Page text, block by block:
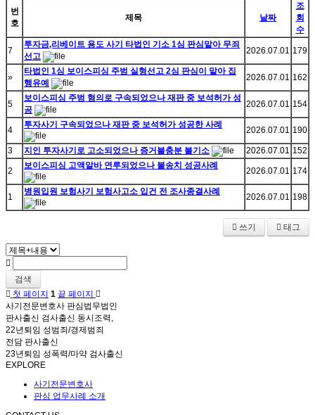
번
호
제목 날짜
조
회
수
7
투자금,리베이트 용도 사기 타법인 기소 1심 판심맡아 무죄
선고
2026.07.01 179
»
타법인 1심 보이스피싱 주범 실형선고 2심 판심이 맡아 집
행유예
2026.07.01 162
5
보이스피싱 주범 혐의로 구속되었으나 재판 중 보석허가 성
공
2026.07.01 154
4
투자사기 구속되었으나 재판 중 보석허가 성공한 사례
2026.07.01 190
3 지인 투자사기로 고소되었으나 증거불충분 불기소 2026.07.01 152
2
보이스피싱 고액알바 연루되었으나 불송치 성공사례
2026.07.01 174
1
병원입원 보험사기 보험사고소 입건 전 조사종결사례
2026.07.01 198
쓰기 태그
검색
첫 페이지 1 끝 페이지
사기전문변호사 판심법무법인
판사출신 검사출신 동시조력,
22년퇴임 성범죄/경제범죄
전담 판사출신
23년퇴임 성폭력/마약 검사출신
EXPLORE
사기전문변호사
판심 업무사례 소개